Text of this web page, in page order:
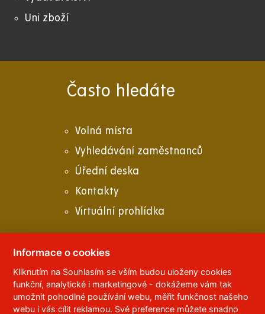
Uni zboží
Často hledáte
Volná místa
Vyhledávání zaměstnanců
Úřední deska
Kontakty
Virtuální prohlídka
© 2023 Univerzita Pardubice,Studentská 95
532 10 Pardubice 2
Telefon: 466 036 111, 466 036 112, 466 036 113
Informace o cookies
Kliknutím na Souhlasím se vším budou uloženy cookies
funkční, analytické i marketingové - dokážeme vám tak
umožnit pohodlné používání webu, měřit funkčnost našeho
webu i vás cílit reklamou. Své preference můžete snadno